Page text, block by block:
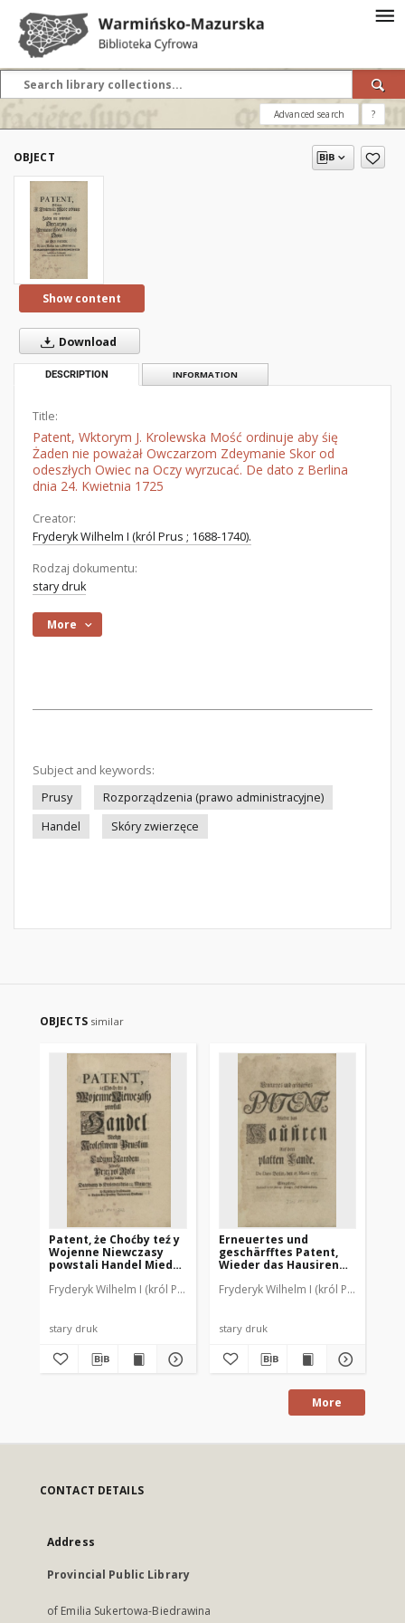
Advanced search ?
OBJECT
Show content
Download
DESCRIPTION INFORMATION
Title:
Patent, Wktorym J. Krolewska Mość ordinuje aby śię
Żaden nie poważał Owczarzom Zdeymanie Skor od
odeszłych Owiec na Oczy wyrzucać. De dato z Berlina
dnia 24. Kwietnia 1725
Creator:
Fryderyk Wilhelm I (król Prus ; 1688-1740).
Rodzaj dokumentu:
stary druk
More
Subject and keywords:
Prusy
Rozporządzenia (prawo administracyjne)
Handel
Skóry zwierzęce
OBJECTS similar
Patent, że Choćby teź y
Wojenne Niewczasy
powstali Handel Miedzy
Cudzym Narodem
Datowany w Krolewcu
Fryderyk Wilhelm I (król Prus ; 1688-1740). Reusner, Johann Friedrich
stary druk
Erneuertes und
geschärfftes Patent,
Wieder das Hausiren
De Dato Berlin, den 27
Fryderyk Wilhelm I (król Prus ; 1688-
stary druk
More
CONTACT DETAILS
Address
Provincial Public Library
of Emilia Sukertowa-Biedrawina